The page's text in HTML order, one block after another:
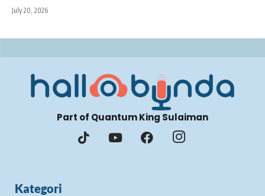
July 20, 2026
Part of Quantum King Sulaiman
Kategori